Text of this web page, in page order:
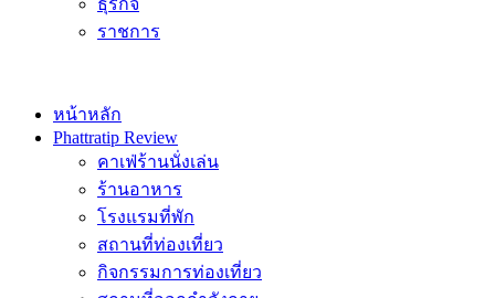
ธุรกิจ
ราชการ
หน้าหลัก
Phattratip Review
คาเฟ่ร้านนั่งเล่น
ร้านอาหาร
โรงแรมที่พัก
สถานที่ท่องเที่ยว
กิจกรรมการท่องเที่ยว